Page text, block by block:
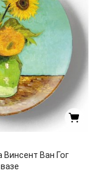
Винсент Ван Гог